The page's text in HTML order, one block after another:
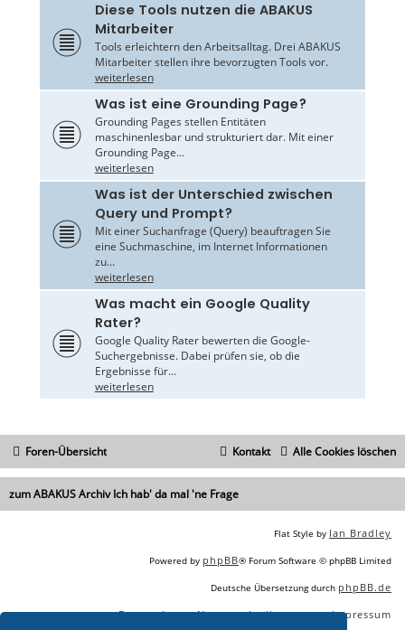
Diese Tools nutzen die ABAKUS
Mitarbeiter
Tools erleichtern den Arbeitsalltag. Drei ABAKUS
Mitarbeiter stellen ihre bevorzugten Tools vor.
weiterlesen
Was ist eine Grounding Page?
Grounding Pages stellen Entitäten
maschinenlesbar und strukturiert dar. Mit einer
Grounding Page...
weiterlesen
Was ist der Unterschied zwischen
Query und Prompt?
Mit einer Suchanfrage (Query) beauftragen Sie
eine Suchmaschine, im Internet Informationen
zu...
weiterlesen
Was macht ein Google Quality
Rater?
Google Quality Rater bewerten die Google-
Suchergebnisse. Dabei prüfen sie, ob die
Ergebnisse für...
weiterlesen
Foren-Übersicht Alle Cookies löschen
Kontakt
zum ABAKUS Archiv Ich hab' da mal 'ne Frage
Flat Style by Ian Bradley
Powered by phpBB® Forum Software © phpBB Limited
Deutsche Übersetzung durch phpBB.de
Datenschutz|Nutzungsbedingungen|Impressum